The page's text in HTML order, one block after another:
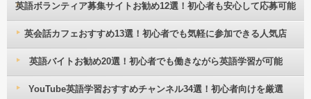
英語ボランティア募集サイトお勧め12選！初心者も安心して応募可能
英会話カフェおすすめ13選！初心者でも気軽に参加できる人気店
英語バイトお勧め20選！初心者でも働きながら英語学習が可能
YouTube英語学習おすすめチャンネル34選！初心者向けを厳選